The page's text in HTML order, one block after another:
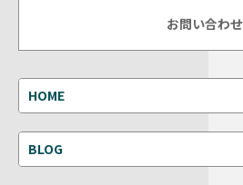
お問い合わせ
HOME
BLOG